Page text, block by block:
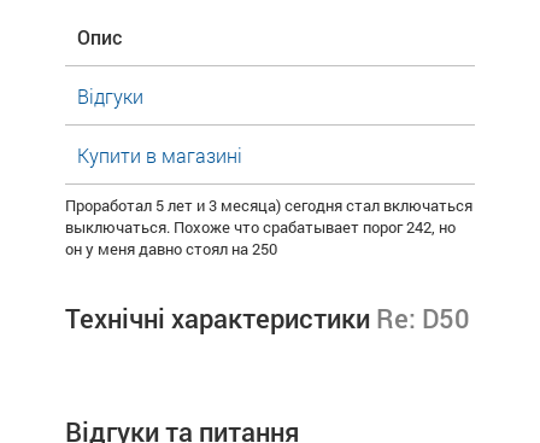
Опис
Відгуки
Купити в магазині
Проработал 5 лет и 3 месяца) сегодня стал включаться
выключаться. Похоже что срабатывает порог 242, но
он у меня давно стоял на 250
Технічні характеристики Re: D50
Відгуки та питання